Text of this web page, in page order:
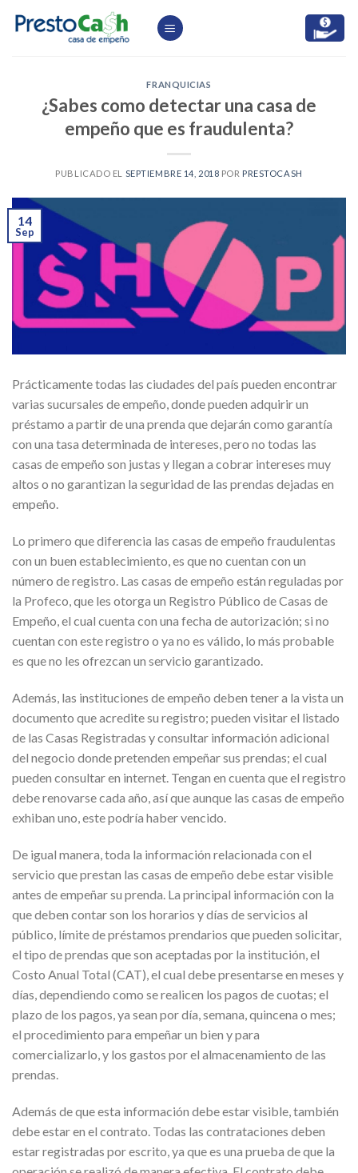
FRANQUICIAS
¿Sabes como detectar una casa de
empeño que es fraudulenta?
PUBLICADO EL SEPTIEMBRE 14, 2018 POR PRESTOCASH
14
Sep
Prácticamente todas las ciudades del país pueden encontrar
varias sucursales de empeño, donde pueden adquirir un
préstamo a partir de una prenda que dejarán como garantía
con una tasa determinada de intereses, pero no todas las
casas de empeño son justas y llegan a cobrar intereses muy
altos o no garantizan la seguridad de las prendas dejadas en
empeño.
Lo primero que diferencia las casas de empeño fraudulentas
con un buen establecimiento, es que no cuentan con un
número de registro. Las casas de empeño están reguladas por
la Profeco, que les otorga un Registro Público de Casas de
Empeño, el cual cuenta con una fecha de autorización; si no
cuentan con este registro o ya no es válido, lo más probable
es que no les ofrezcan un servicio garantizado.
Además, las instituciones de empeño deben tener a la vista un
documento que acredite su registro; pueden visitar el listado
de las Casas Registradas y consultar información adicional
del negocio donde pretenden empeñar sus prendas; el cual
pueden consultar en internet. Tengan en cuenta que el registro
debe renovarse cada año, así que aunque las casas de empeño
exhiban uno, este podría haber vencido.
De igual manera, toda la información relacionada con el
servicio que prestan las casas de empeño debe estar visible
antes de empeñar su prenda. La principal información con la
que deben contar son los horarios y días de servicios al
público, límite de préstamos prendarios que pueden solicitar,
el tipo de prendas que son aceptadas por la institución, el
Costo Anual Total (CAT), el cual debe presentarse en meses y
días, dependiendo como se realicen los pagos de cuotas; el
plazo de los pagos, ya sean por día, semana, quincena o mes;
el procedimiento para empeñar un bien y para
comercializarlo, y los gastos por el almacenamiento de las
prendas.
Además de que esta información debe estar visible, también
debe estar en el contrato. Todas las contrataciones deben
estar registradas por escrito, ya que es una prueba de que la